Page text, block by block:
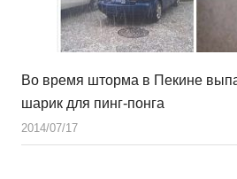
Во время шторма в Пекине
шарик для пинг-понга
2014/07/17